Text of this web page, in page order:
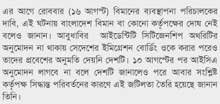
এর আগে রোববার (১৬ আগস্ট) বিমানের ব্যবস্থাপনা পরিচালকের
দাবি, এই ঘটনায় বাংলাদেশ বিমান বা কোনো কর্তৃপক্ষের দোষ নেই
বলেও জানান। আবুধাবির আইডেন্টিটি সিটিজেনশিপ অথরিটির
অনুমোদন না থাকায় সেদেশের ইমিগ্রেশন বোর্ডিং ওকে করার পরেও
তাদের প্রবেশের অনুমতি দেয়নি দেশটি। ১০ আগস্টের পর আইসিএ
অনুমোদন লাগবে না বলে দেশটি জানালেও পরে আবার সংশ্লিষ্ট
কর্তৃপক্ষ সিদ্ধান্ত পরিবর্তনের কারণে এই জটিলতা তৈরি হয়েছে জানান
তিনি।